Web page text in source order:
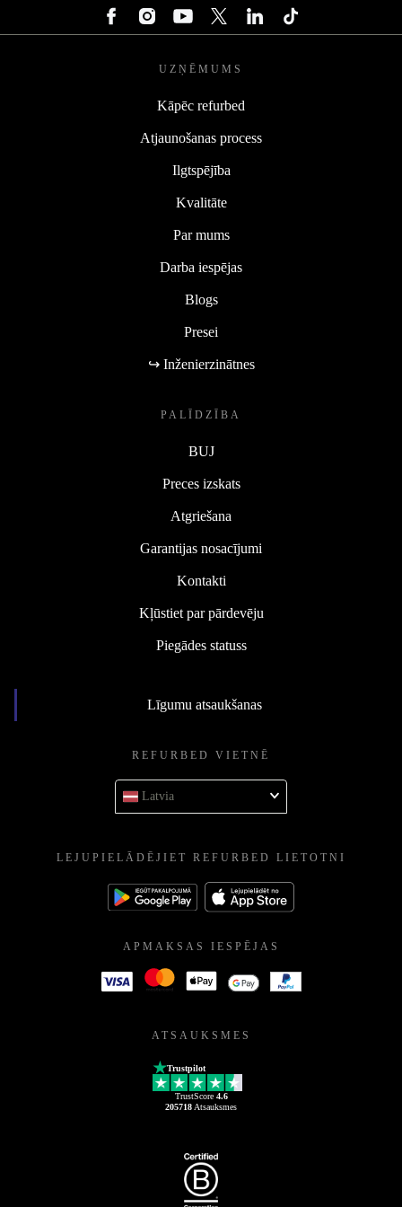
UZŅĒMUMS
Kāpēc refurbed
Atjaunošanas process
Ilgtspējība
Kvalitāte
Par mums
Darba iespējas
Blogs
Presei
↪ Inženierzinātnes
PALĪDZĪBA
BUJ
Preces izskats
Atgriešana
Garantijas nosacījumi
Kontakti
Kļūstiet par pārdevēju
Piegādes statuss
Līgumu atsaukšanas
REFURBED VIETNĒ
Latvia
LEJUPIELĀDĒJIET REFURBED LIETOTNI
APMAKSAS IESPĒJAS
ATSAUKSMES
Trustpilot
TrustScore 4.6
205718 Atsauksmes